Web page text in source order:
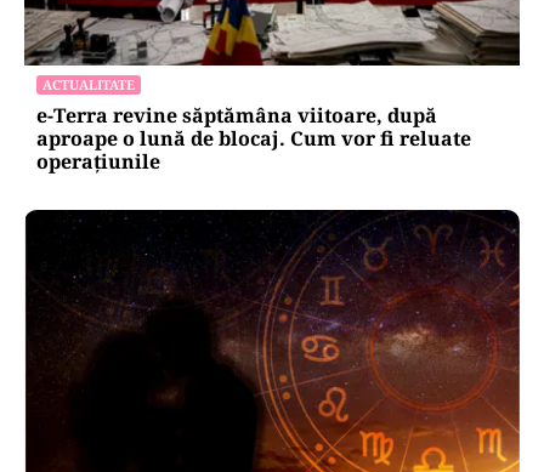
ACTUALITATE
e-Terra revine săptămâna viitoare, după
aproape o lună de blocaj. Cum vor fi reluate
operațiunile